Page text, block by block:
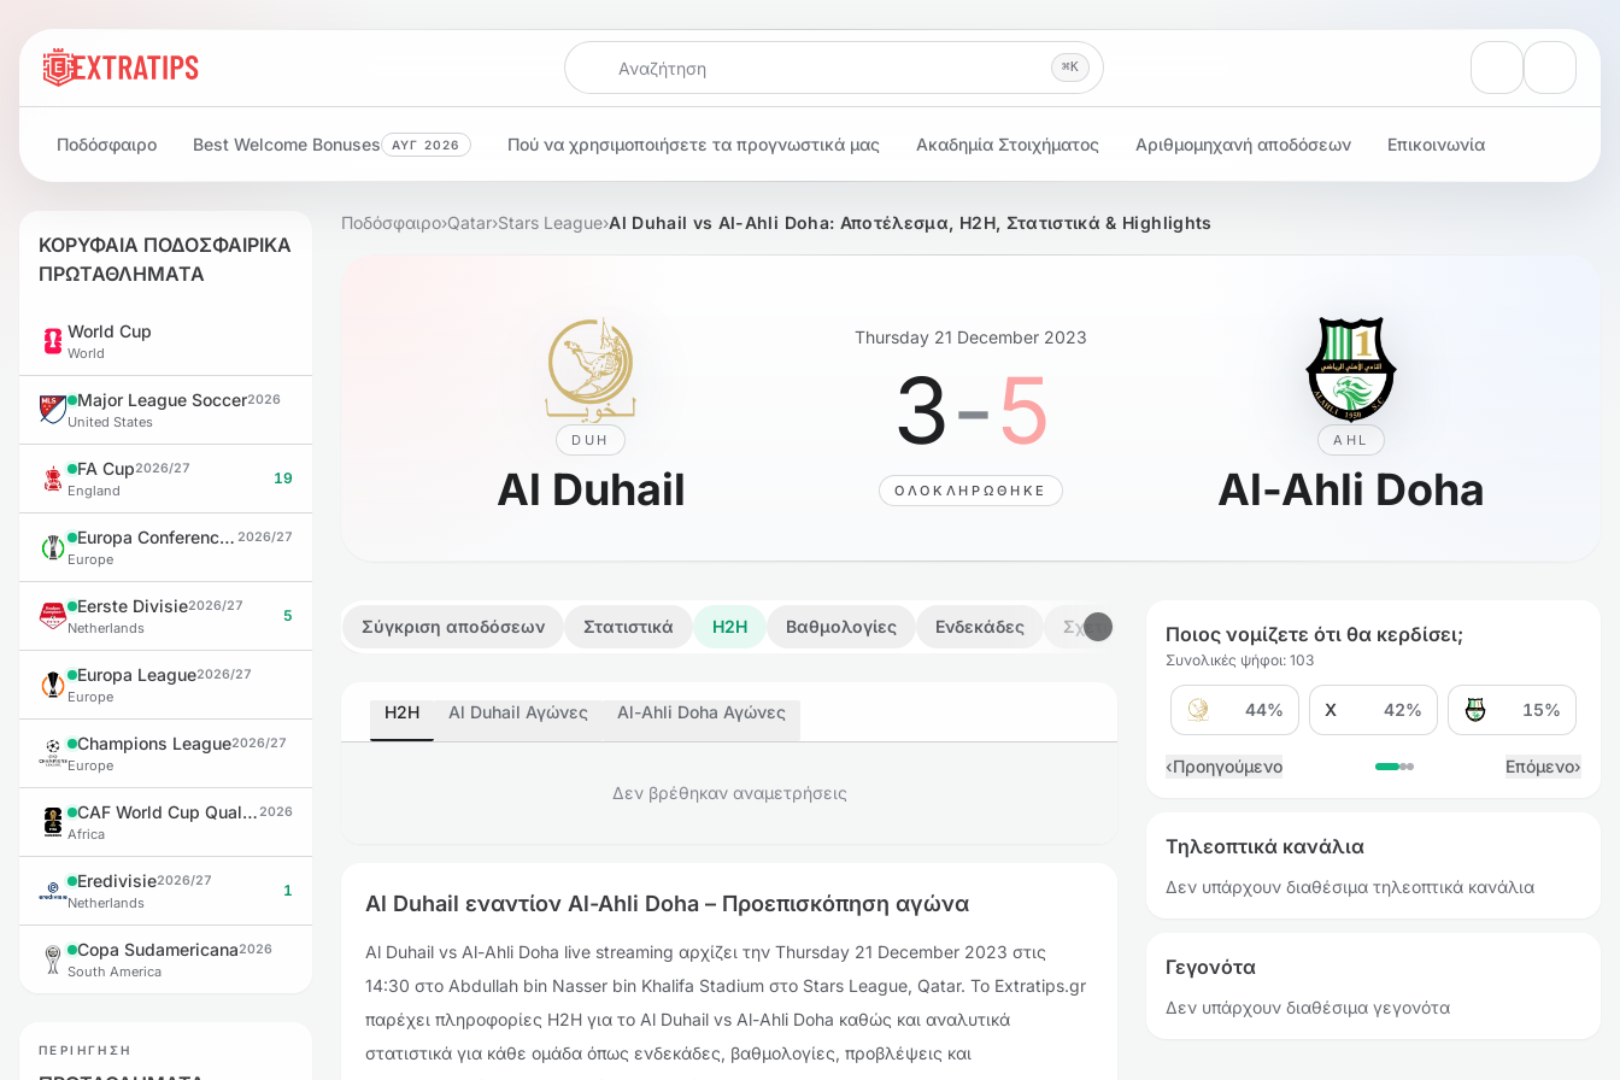
Αναζήτηση
⌘K Προβολή
Ποδόσφαιρο Best Welcome Bonuses ΑΥΓ 2026 Πού να χρησιμοποιήσετε τα προγνωστικά μας Ακαδημία Στοιχήματος Αριθμομηχανή αποδόσεων Επικοινωνία
ΚΟΡΥΦΑΙΑ ΠΟΔΟΣΦΑΙΡΙΚΑ
ΠΡΩΤΑΘΛΗΜΑΤΑ
World Cup
World
Major League Soccer2026
United States
FA Cup2026/27
England
19
Europa Conference League 2026/27
Europe
Eerste Divisie2026/27
Netherlands
5
Europa League2026/27
Europe
Champions League2026/27
Europe
CAF World Cup Qualifiers 2026
Africa
Eredivisie2026/27
Netherlands
1
Copa Sudamericana2026
South America
ΠΕΡΙΉΓΗΣΗ
Ποδόσφαιρο›Qatar›Stars League›Al Duhail vs Al-Ahli Doha: Αποτέλεσμα, H2H, Στατιστικά & Highlights
DUH
Al Duhail
Thursday 21 December 2023
3-5
ΟΛΟΚΛΗΡΏΘΗΚΕ
AHL
Al-Ahli Doha
Σύγκριση αποδόσεων Στατιστικά H2H Βαθμολογίες Ενδεκάδες Σχετικά Προγνωστικά
H2H Al Duhail Αγώνες Al-Ahli Doha Αγώνες
Δεν βρέθηκαν αναμετρήσεις
Al Duhail εναντίον Al-Ahli Doha – Προεπισκόπηση αγώνα
Al Duhail vs Al-Ahli Doha live streaming αρχίζει την Thursday 21 December 2023 στις
14:30 στο Abdullah bin Nasser bin Khalifa Stadium στο Stars League, Qatar. Το Extratips.gr
παρέχει πληροφορίες H2H για το Al Duhail vs Al-Ahli Doha καθώς και αναλυτικά
στατιστικά για κάθε ομάδα όπως ενδεκάδες, βαθμολογίες, προβλέψεις και
Ποιος νομίζετε ότι θα κερδίσει;
Συνολικές ψήφοι: 103
44% X 42% 15%
‹Προηγούμενο Επόμενο›
Τηλεοπτικά κανάλια
Δεν υπάρχουν διαθέσιμα τηλεοπτικά κανάλια
Γεγονότα
Δεν υπάρχουν διαθέσιμα γεγονότα